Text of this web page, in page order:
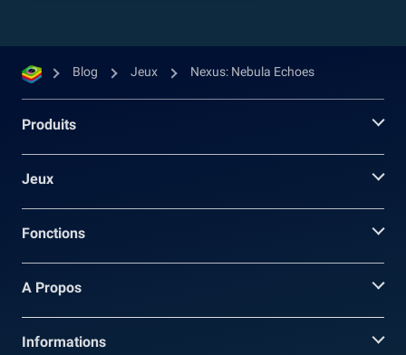
Blog Jeux Nexus: Nebula Echoes
Produits
Jeux
Fonctions
A Propos
Informations